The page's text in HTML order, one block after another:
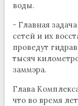
воды.
- Главная
сетей и их
проведут
тысяч
заммэра.
Глава
что во время